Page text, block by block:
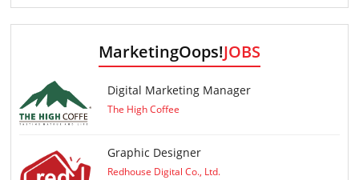
MarketingOops!JOBS
Digital Marketing Manager
The High Coffee
Graphic Designer
Redhouse Digital Co., Ltd.